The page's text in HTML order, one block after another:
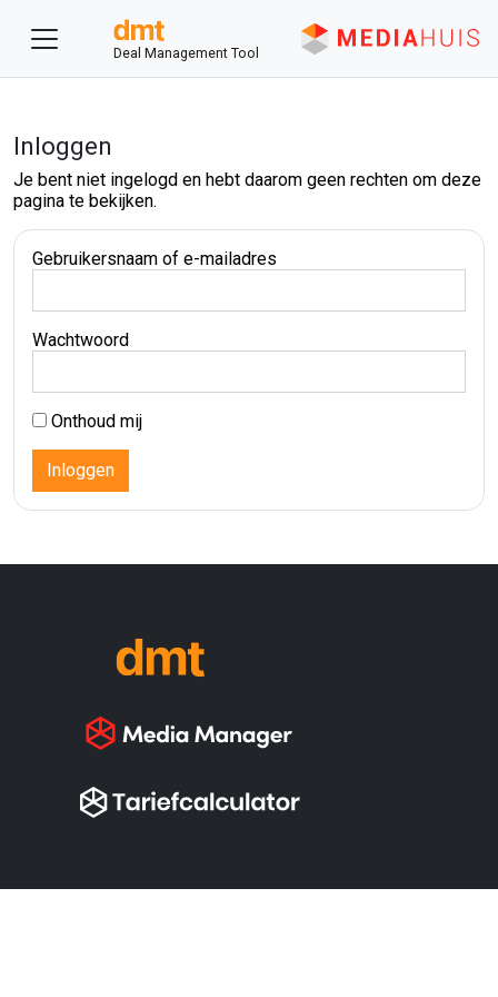
Deal Management Tool
Inloggen
Je bent niet ingelogd en hebt daarom geen rechten om deze
pagina te bekijken.
Gebruikersnaam of e-mailadres
Wachtwoord
Onthoud mij